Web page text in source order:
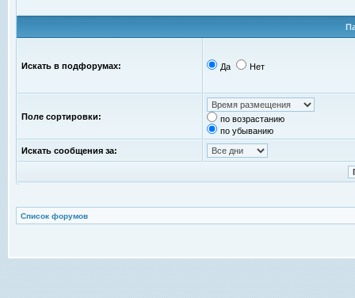
Искать в подфорумах: Да Нет
Поле сортировки:
по возрастанию
по убыванию
Искать сообщения за:
Список форумов